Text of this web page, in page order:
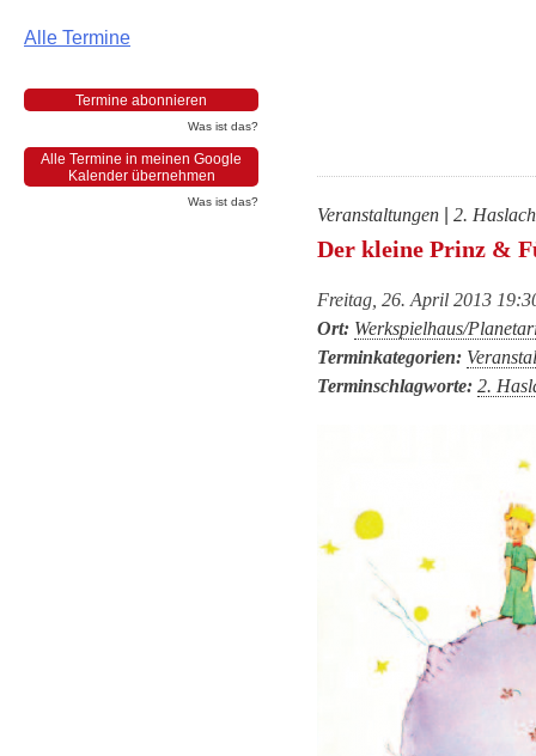
Veranstaltungen| 2.
Der kleine Prinz &
Freitag, 26. April 2013
Ort: Werkspielhaus/
Terminkategorien:
Terminschlagworte: 2.
Alle Termine
Termine abonnieren
Was ist das?
Alle Termine in meinen Google
Kalender übernehmen
Was ist das?